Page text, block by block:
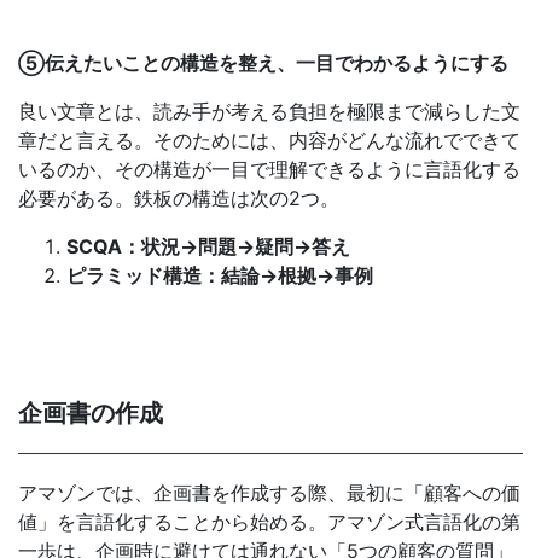
⑤伝えたいことの構造を整え、一目でわかるようにする
良い文章とは、読み手が考える負担を極限まで減らした文
章だと言える。そのためには、内容がどんな流れでできて
いるのか、その構造が一目で理解できるように言語化する
必要がある。鉄板の構造は次の2つ。
SCQA：状況→問題→疑問→答え
ピラミッド構造：結論→根拠→事例
企画書の作成
アマゾンでは、企画書を作成する際、最初に「顧客への価
値」を言語化することから始める。アマゾン式言語化の第
一歩は、企画時に避けては通れない「5つの顧客の質問」